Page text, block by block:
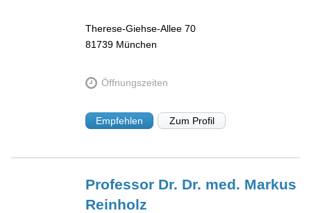
Therese-Giehse-Allee 70
81739 München
Öffnungszeiten
Empfehlen Zum Profil
Professor Dr. Dr. med. Markus
Reinholz